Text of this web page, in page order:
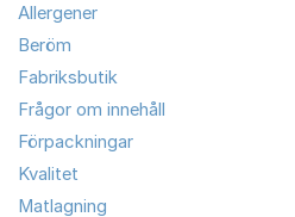
Allergener
Beröm
Fabriksbutik
Frågor om innehåll
Förpackningar
Kvalitet
Matlagning